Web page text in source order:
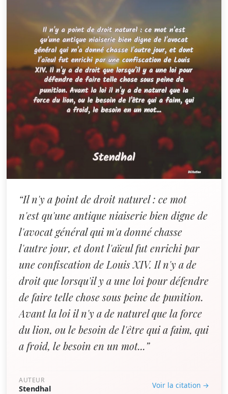
“Il n'y a point de droit naturel : ce mot
n'est qu'une antique niaiserie bien digne de
l'avocat général qui m'a donné chasse
l'autre jour, et dont l'aïeul fut enrichi par
une confiscation de Louis XIV. Il n'y a de
droit que lorsqu'il y a une loi pour défendre
de faire telle chose sous peine de punition.
Avant la loi il n'y a de naturel que la force
du lion, ou le besoin de l'être qui a faim, qui
a froid, le besoin en un mot...”
AUTEUR
Stendhal Voir la citation →